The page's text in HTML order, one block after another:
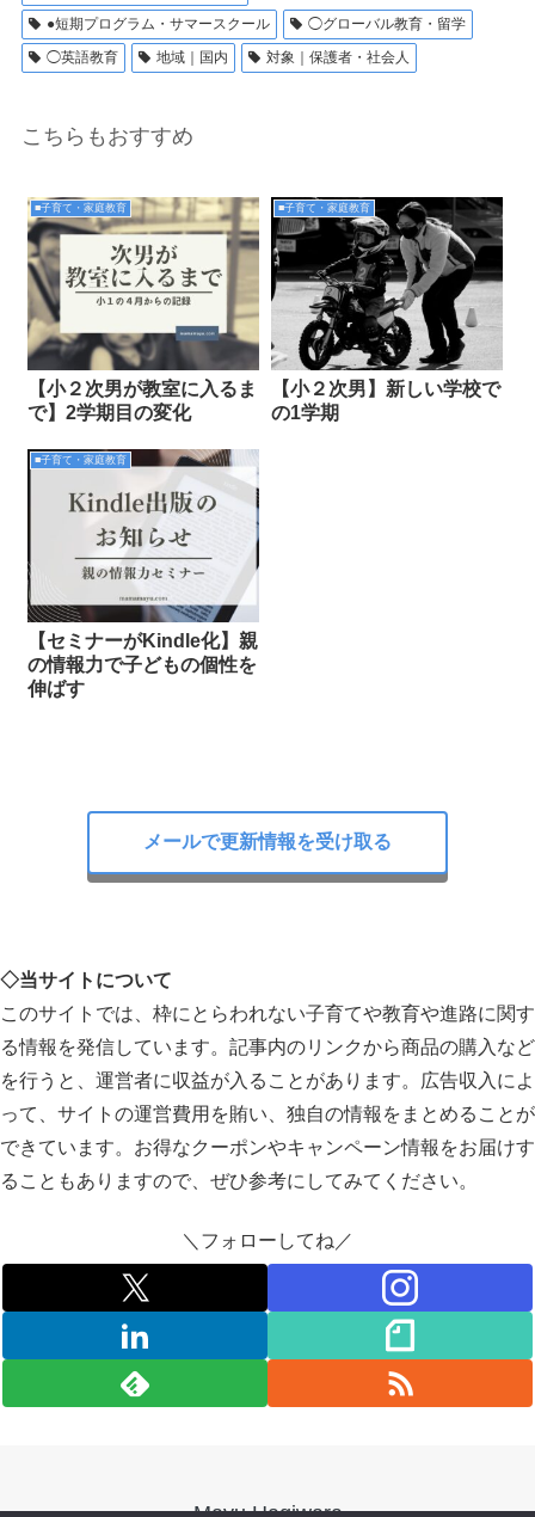
●短期プログラム・サマースクール
◯グローバル教育・留学
◯英語教育
地域｜国内 対象｜保護者・社会人
こちらもおすすめ
■子育て・家庭教育
【小２次男が教室に入るま
で】2学期目の変化
■子育て・家庭教育
【小２次男】新しい学校で
の1学期
■子育て・家庭教育
【セミナーがKindle化】親
の情報力で子どもの個性を
伸ばす
メールで更新情報を受け取る
◇当サイトについて
このサイトでは、枠にとらわれない子育てや教育や進路に関す
る情報を発信しています。記事内のリンクから商品の購入など
を行うと、運営者に収益が入ることがあります。広告収入によ
って、サイトの運営費用を賄い、独自の情報をまとめることが
できています。お得なクーポンやキャンペーン情報をお届けす
ることもありますので、ぜひ参考にしてみてください。
＼フォローしてね／